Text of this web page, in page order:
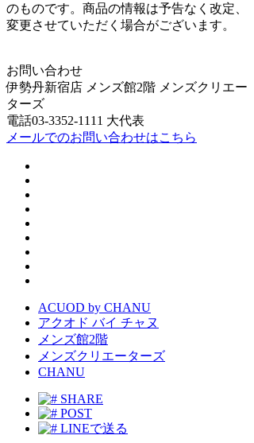
のものです。商品の情報は予告なく改定、
変更させていただく場合がございます。
お問い合わせ
伊勢丹新宿店 メンズ館2階 メンズクリエー
ターズ
電話03-3352-1111 大代表
メールでのお問い合わせはこちら
ACUOD by CHANU
アクオド バイ チャヌ
メンズ館2階
メンズクリエーターズ
CHANU
SHARE
POST
LINEで送る